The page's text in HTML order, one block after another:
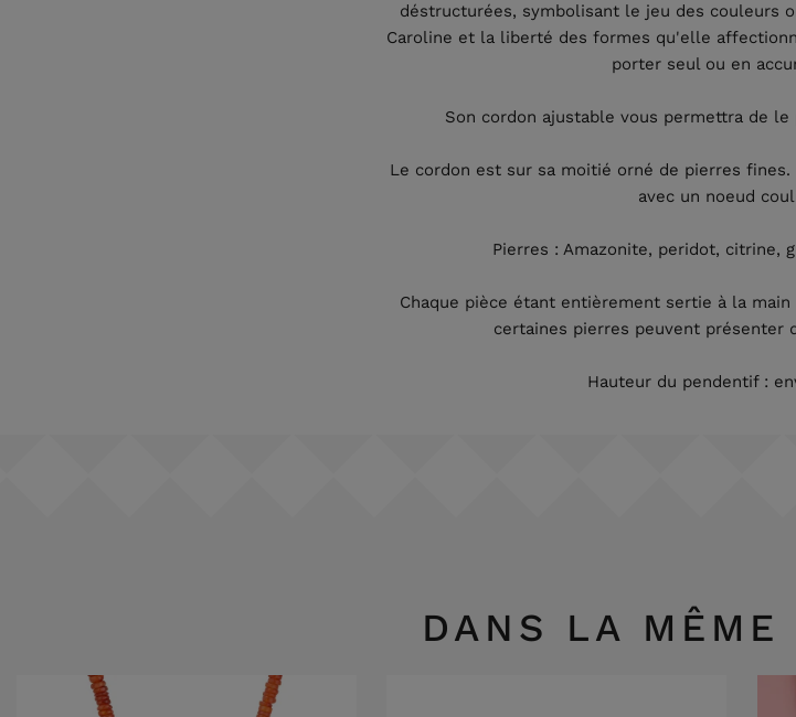
déstructurées, symbolisant le jeu des couleurs
Caroline et la liberté des formes qu'elle
porter seul ou en
Son cordon ajustable vous permettra de
Le cordon est sur sa moitié orné de pierres
avec un noeud
Pierres : Amazonite, peridot, citrine,
Chaque pièce étant entièrement sertie à la
certaines pierres peuvent présenter
Hauteur du pendentif :
DANS LA MÊME